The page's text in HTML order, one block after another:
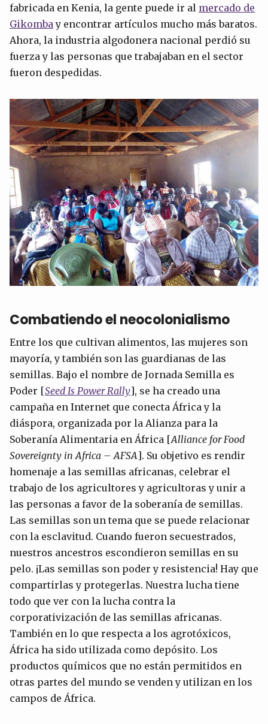
fabricada en Kenia, la gente puede ir al mercado de
Gikombay encontrar artículos mucho más baratos.
Ahora, la industria algodonera nacional perdió su
fuerza y las personas que trabajaban en el sector
fueron despedidas.
Combatiendo el neocolonialismo
Entre los que cultivan alimentos, las mujeres son
mayoría, y también son las guardianas de las
semillas. Bajo el nombre de Jornada Semilla es
Poder [Seed Is Power Rally], se ha creado una
campaña en Internet que conecta África y la
diáspora, organizada por la Alianza para la
Soberanía Alimentaria en África [Alliance for Food
Sovereignty in Africa – AFSA]. Su objetivo es rendir
homenaje a las semillas africanas, celebrar el
trabajo de los agricultores y agricultoras y unir a
las personas a favor de la soberanía de semillas.
Las semillas son un tema que se puede relacionar
con la esclavitud. Cuando fueron secuestrados,
nuestros ancestros escondieron semillas en su
pelo. ¡Las semillas son poder y resistencia! Hay que
compartirlas y protegerlas. Nuestra lucha tiene
todo que ver con la lucha contra la
corporativización de las semillas africanas.
También en lo que respecta a los agrotóxicos,
África ha sido utilizada como depósito. Los
productos químicos que no están permitidos en
otras partes del mundo se venden y utilizan en los
campos de África.